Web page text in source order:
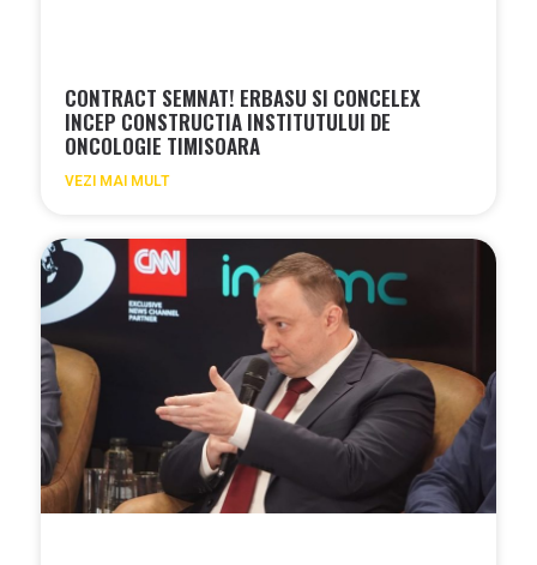
CONTRACT SEMNAT! ERBASU SI CONCELEX
INCEP CONSTRUCTIA INSTITUTULUI DE
ONCOLOGIE TIMISOARA
VEZI MAI MULT